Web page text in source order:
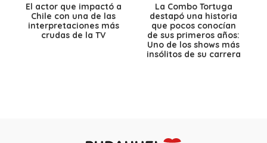
El actor que impactó a
Chile con una de las
interpretaciones más
crudas de la TV
La Combo Tortuga
destapó una historia
que pocos conocían
de sus primeros años:
Uno de los shows más
insólitos de su carrera